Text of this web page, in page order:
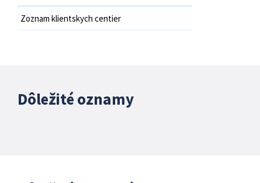
Zoznam klientskych centier
Dôležité oznamy